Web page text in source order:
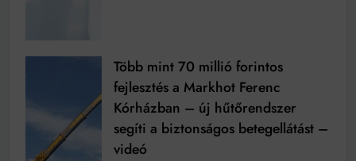
Több mint 70 millió forintos
fejlesztés a Markhot Ferenc
Kórházban – új hűtőrendszer
segíti a biztonságos betegellátást –
videó